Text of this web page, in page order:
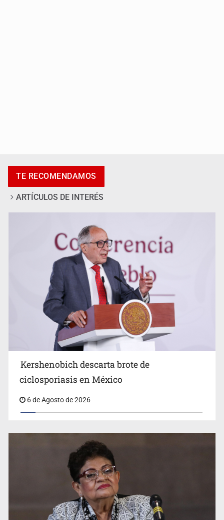
en Oblatos
Advierten retrocesos en transparencia tras desaparición
del INAI
Jalisco mantiene la búsqueda de 21 adolescentes
desaparecidos durante julio
TE RECOMENDAMOS
ARTÍCULOS DE INTERÉS
Kershenobich descarta brote de
ciclosporiasis en México
6 de Agosto de 2026